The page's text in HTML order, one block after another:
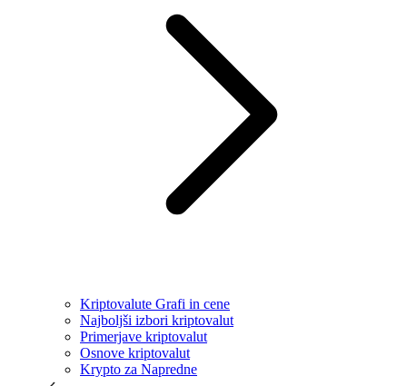
Kriptovalute Grafi in cene
Najboljši izbori kriptovalut
Primerjave kriptovalut
Osnove kriptovalut
Krypto za Napredne